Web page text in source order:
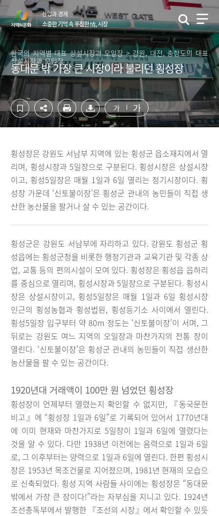
컨
텐
츠
영
역
바
로
기
하
단
영
역
바
로
가
산업과 경제
소중한 기억 속 푸짐한 情, 시장
한국의 지역별 대표 상설시장과 오일장 > 강원, 대전, 충청도의 대표
상설시장과 오일장
동대문 밖 가장 큰 시장이라 불리던 횡성장
가 가
횡성장은 강원도 서남부 지역에 있는 횡성군 읍소재지에서 열
리며, 횡성시장과 5일장으로 구분된다. 횡성시장은 상설시장
이고, 횡성5일장은 매월 1일과 6일 열리는 정기시장이다. 횡
성장 가운데 ‘신토불이장’은 횡성군 관내의 농민들이 직접 생
산한 농산물을 팔거나 살 수 있는 공간이다.
횡성군은 강원도 서남부에 자리하고 있다. 강원도 횡성군 횡
성읍에는 횡성군청을 비롯한 행정기관과 교육기관 및 각종 상
업, 교통 등의 편의시설이 모여 있다. 횡성장은 횡성읍 읍하리
를 중심으로 열리며, 횡성시장과 5일장으로 구분된다. 횡성시
장은 상설시장이고, 횡성5일장은 매월 1일과 6일 횡성시장
인근의 횡성농협과 횡성법원, 횡성등기소 사이에서 열린다.
횡성5일장 입구부터 약 80m 정도는 ‘신토불이장’이 서며, 그
뒤로는 강원도 여느 지역의 오일장과 마찬가지의 전통 장이
열린다. ‘신토불이장’은 횡성군 관내의 농민들이 직접 생산한
농산물을 팔 수 있는 공간이다.
1920년대 거래액이 100만 원 넘었던 횡성장
횡성장이 언제부터 열렸는지 확인할 수 없지만, 『동국문헌
비고』에 “횡성장 1일과 6일”로 기록되어 있어서 1770년대
에 이미 현재와 마찬가지로 5일장이 1일과 6일에 열렸다는
것을 알 수 있다. 다만 1938년 이전에는 음력으로 1일과 6일
로, 그 이후부터는 양력으로 1일과 6일에 열린다. 한편 횡성시
장은 1953년 목조건물로 지어졌으며, 1981년 현재의 모습으
로 신축되었다. 횡성 지역 사람들 사이에는 횡성장은 “동대문
밖에서 가장 큰 장이다!”라는 자부심을 지니고 있다. 1924년
조선총독부에서 발행한 『조선의 시장』에서 확인할 수 있듯